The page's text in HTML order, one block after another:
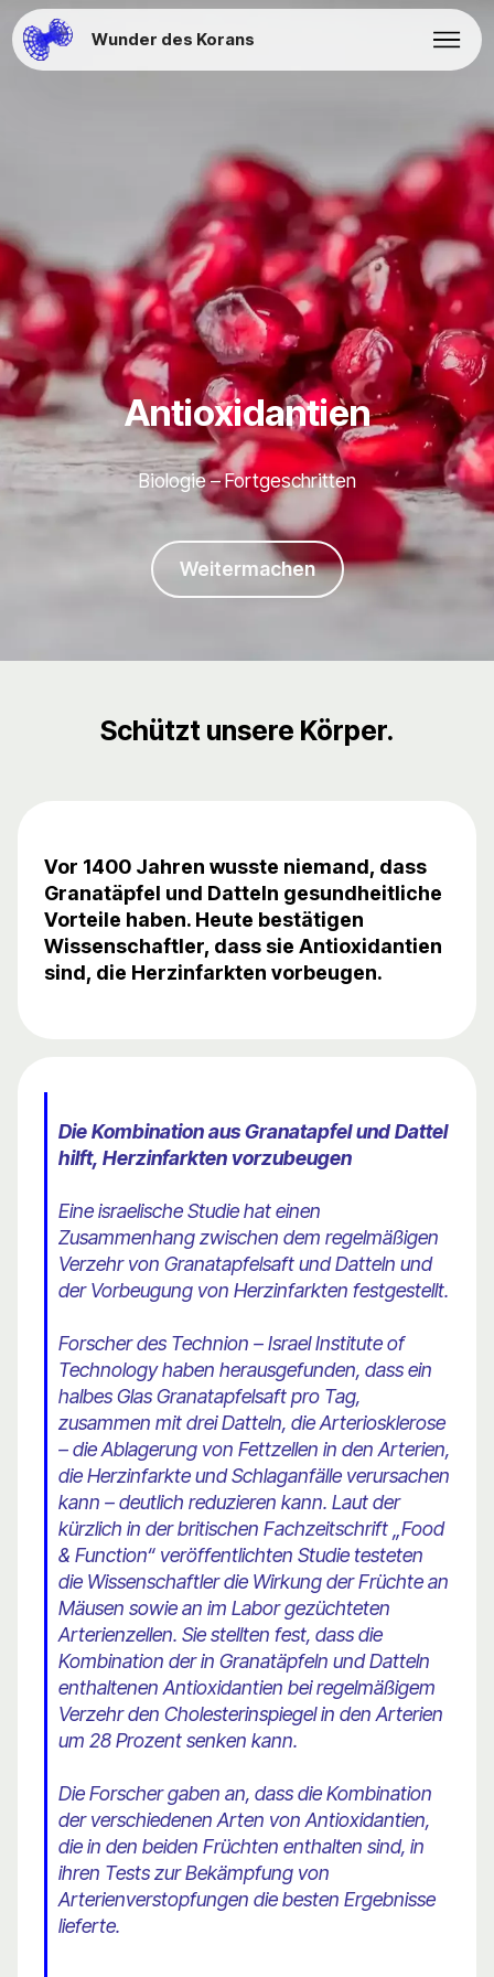
Wunder des Korans
Antioxidantien
Biologie – Fortgeschritten
Weitermachen
Schützt unsere Körper.
Vor 1400 Jahren wusste niemand, dass
Granatäpfel und Datteln gesundheitliche
Vorteile haben. Heute bestätigen
Wissenschaftler, dass sie Antioxidantien
sind, die Herzinfarkten vorbeugen.
Die Kombination aus Granatapfel und Dattel
hilft, Herzinfarkten vorzubeugen
Eine israelische Studie hat einen
Zusammenhang zwischen dem regelmäßigen
Verzehr von Granatapfelsaft und Datteln und
der Vorbeugung von Herzinfarkten festgestellt.
Forscher des Technion – Israel Institute of
Technology haben herausgefunden, dass ein
halbes Glas Granatapfelsaft pro Tag,
zusammen mit drei Datteln, die Arteriosklerose
– die Ablagerung von Fettzellen in den Arterien,
die Herzinfarkte und Schlaganfälle verursachen
kann – deutlich reduzieren kann. Laut der
kürzlich in der britischen Fachzeitschrift „Food
& Function“ veröffentlichten Studie testeten
die Wissenschaftler die Wirkung der Früchte an
Mäusen sowie an im Labor gezüchteten
Arterienzellen. Sie stellten fest, dass die
Kombination der in Granatäpfeln und Datteln
enthaltenen Antioxidantien bei regelmäßigem
Verzehr den Cholesterinspiegel in den Arterien
um 28 Prozent senken kann.
Die Forscher gaben an, dass die Kombination
der verschiedenen Arten von Antioxidantien,
die in den beiden Früchten enthalten sind, in
ihren Tests zur Bekämpfung von
Arterienverstopfungen die besten Ergebnisse
lieferte.